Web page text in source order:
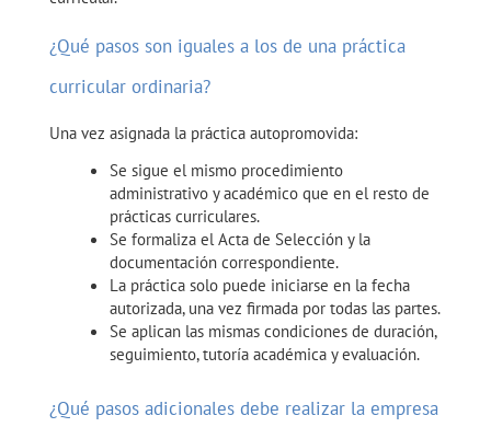
¿Qué pasos son iguales a los de una práctica
curricular ordinaria?
Una vez asignada la práctica autopromovida:
Se sigue el mismo procedimiento
administrativo y académico que en el resto de
prácticas curriculares.
Se formaliza el Acta de Selección y la
documentación correspondiente.
La práctica solo puede iniciarse en la fecha
autorizada, una vez firmada por todas las partes.
Se aplican las mismas condiciones de duración,
seguimiento, tutoría académica y evaluación.
¿Qué pasos adicionales debe realizar la empresa